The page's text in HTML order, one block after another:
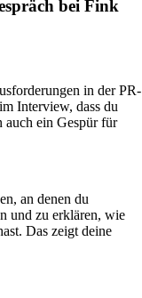
bei Fink
in der PR-
Interview, dass du
auch ein Gespür für
an denen du
und zu erklären, wie
Das zeigt deine